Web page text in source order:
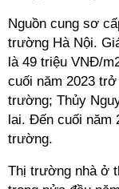
Nguồn cung sơ
trường Hà Nội.
là 49 triệu VNĐ/
cuối năm 2023
trường; Thủy
lai. Đến cuối năm
trường.
Thị trường nhà ở